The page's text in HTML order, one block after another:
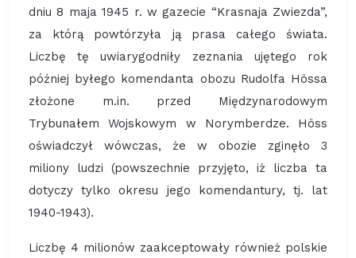
dniu 8 maja 1945 r. w gazecie “Krasnaja Zwiezda”,
za którą powtórzyła ją prasa całego świata.
Liczbę tę uwiarygodniły zeznania ujętego rok
później byłego komendanta obozu Rudolfa Hössa
złożone m.in. przed Międzynarodowym
Trybunałem Wojskowym w Norymberdze. Höss
oświadczył wówczas, że w obozie zginęło 3
miliony ludzi (powszechnie przyjęto, iż liczba ta
dotyczy tylko okresu jego komendantury, tj. lat
1940-1943).
Liczbę 4 milionów zaakceptowały również polskie